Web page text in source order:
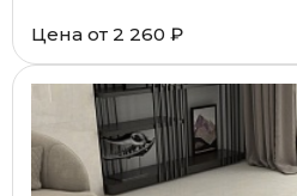
Цена от 2 260 ₽